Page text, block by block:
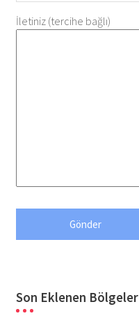
İletiniz (tercihe bağlı)
Son Eklenen Bölgeler